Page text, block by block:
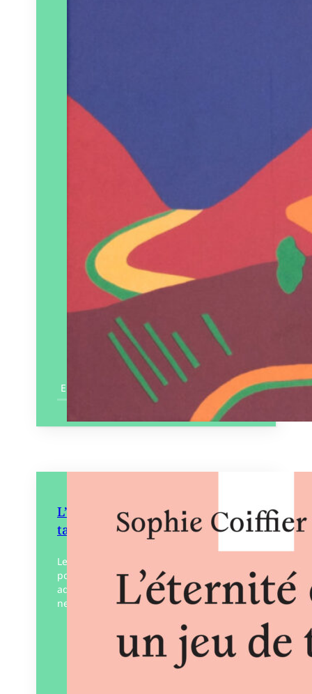
En savoir plus
L’Éternité comme un jeu de
taquin
Le cheminement suivi par Sophie Coiffier
pour saisir sa relation à Georges Perec
adopte ici la forme d’un jeu de taquin de
neuf pièces. Évoluant autour de la…
L’Œil ébloui
10/04/2025